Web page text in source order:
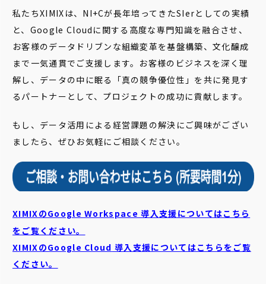
私たちXIMIXは、NI+Cが長年培ってきたSIerとしての実績
と、Google Cloudに関する高度な専門知識を融合させ、
お客様のデータドリブンな組織変革を基盤構築、文化醸成
まで一気通貫でご支援します。お客様のビジネスを深く理
解し、データの中に眠る「真の競争優位性」を共に発見す
るパートナーとして、プロジェクトの成功に貢献します。
もし、データ活用による経営課題の解決にご興味がござい
ましたら、ぜひお気軽にご相談ください。
XIMIXのGoogle Workspace 導入支援についてはこちら
をご覧ください。
XIMIXのGoogle Cloud 導入支援についてはこちらをご覧
ください。